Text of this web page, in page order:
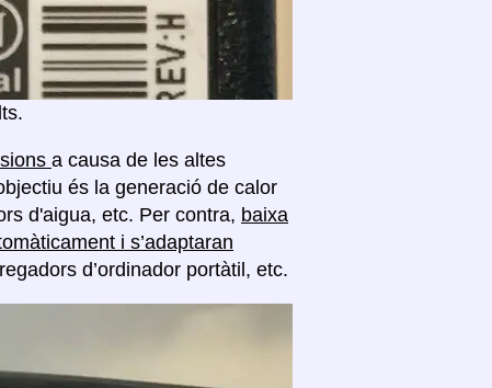
a causa de les altes
és la generació de calor
d'aigua, etc. Per contra, baixa
i s’adaptaran
d’ordinador portàtil, etc.